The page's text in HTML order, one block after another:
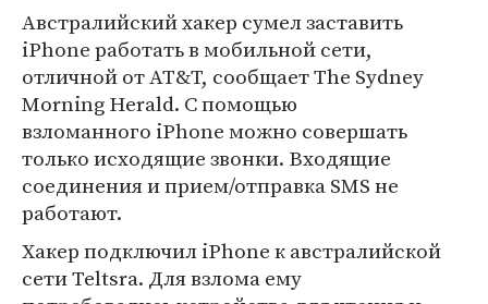
Австралийский хакер сумел заставить
iPhone работать в мобильной сети,
отличной от AT&T, сообщает The Sydney
Morning Herald. С помощью
взломанного iPhone можно совершать
только исходящие звонки. Входящие
соединения и прием/отправка SMS не
работают.
Хакер подключил iPhone к австралийской
сети Teltsra. Для взлома ему